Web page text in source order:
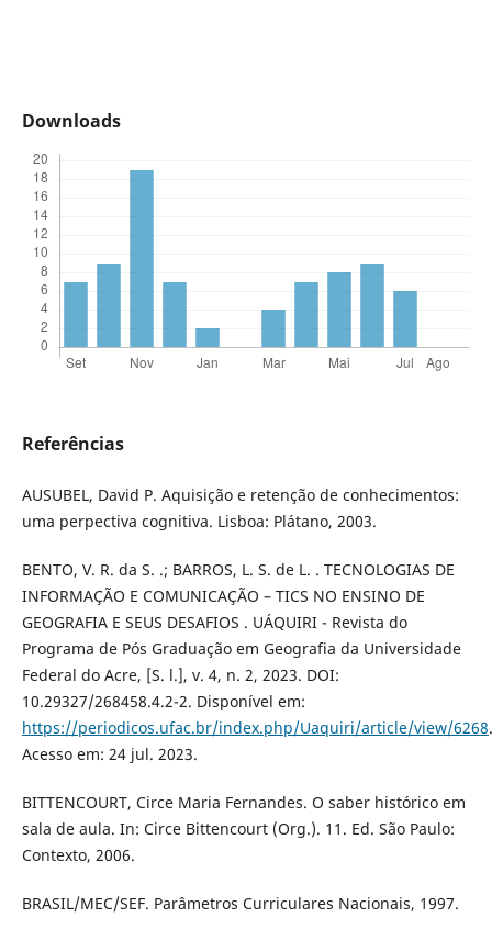
Downloads
Referências
AUSUBEL, David P. Aquisição e retenção de conhecimentos:
uma perpectiva cognitiva. Lisboa: Plátano, 2003.
BENTO, V. R. da S. .; BARROS, L. S. de L. . TECNOLOGIAS DE
INFORMAÇÃO E COMUNICAÇÃO – TICS NO ENSINO DE
GEOGRAFIA E SEUS DESAFIOS . UÁQUIRI - Revista do
Programa de Pós Graduação em Geografia da Universidade
Federal do Acre, [S. l.], v. 4, n. 2, 2023. DOI:
10.29327/268458.4.2-2. Disponível em:
https://periodicos.ufac.br/index.php/Uaquiri/article/view/6268.
Acesso em: 24 jul. 2023.
BITTENCOURT, Circe Maria Fernandes. O saber histórico em
sala de aula. In: Circe Bittencourt (Org.). 11. Ed. São Paulo:
Contexto, 2006.
BRASIL/MEC/SEF. Parâmetros Curriculares Nacionais, 1997.